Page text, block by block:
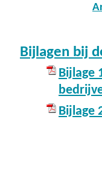
Bijlagen bij
Bijlage
Bijlage